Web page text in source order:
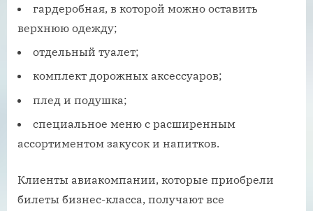
гардеробная, в которой можно оставить
верхнюю одежду;
отдельный туалет;
комплект дорожных аксессуаров;
плед и подушка;
специальное меню с расширенным
ассортиментом закусок и напитков.
Клиенты авиакомпании, которые приобрели
билеты бизнес-класса, получают все